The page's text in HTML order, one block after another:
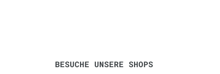
BESUCHE UNSERE SHOPS